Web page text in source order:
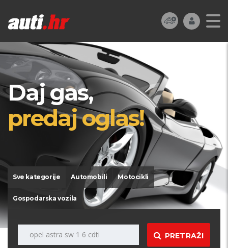
Daj gas,
predaj oglas!
Sve kategorije Automobili Motocikli
Gospodarska vozila
PRETRAŽI